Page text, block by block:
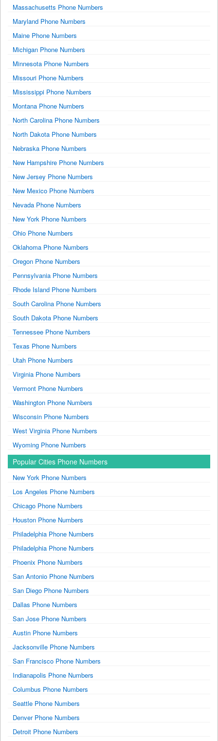
Massachusetts Phone Numbers
Maryland Phone Numbers
Maine Phone Numbers
Michigan Phone Numbers
Minnesota Phone Numbers
Missouri Phone Numbers
Mississippi Phone Numbers
Montana Phone Numbers
North Carolina Phone Numbers
North Dakota Phone Numbers
Nebraska Phone Numbers
New Hampshire Phone Numbers
New Jersey Phone Numbers
New Mexico Phone Numbers
Nevada Phone Numbers
New York Phone Numbers
Ohio Phone Numbers
Oklahoma Phone Numbers
Oregon Phone Numbers
Pennsylvania Phone Numbers
Rhode Island Phone Numbers
South Carolina Phone Numbers
South Dakota Phone Numbers
Tennessee Phone Numbers
Texas Phone Numbers
Utah Phone Numbers
Virginia Phone Numbers
Vermont Phone Numbers
Washington Phone Numbers
Wisconsin Phone Numbers
West Virginia Phone Numbers
Wyoming Phone Numbers
Popular Cities Phone Numbers
New York Phone Numbers
Los Angeles Phone Numbers
Chicago Phone Numbers
Houston Phone Numbers
Philadelphia Phone Numbers
Philadelphia Phone Numbers
Phoenix Phone Numbers
San Antonio Phone Numbers
San Diego Phone Numbers
Dallas Phone Numbers
San Jose Phone Numbers
Austin Phone Numbers
Jacksonville Phone Numbers
San Francisco Phone Numbers
Indianapolis Phone Numbers
Columbus Phone Numbers
Seattle Phone Numbers
Denver Phone Numbers
Detroit Phone Numbers